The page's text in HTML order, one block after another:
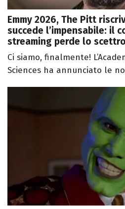
Emmy 2026, The Pitt
succede l’impensabile: il
streaming perde lo scettro
Ci siamo, finalmente!
Sciences ha annunciato le